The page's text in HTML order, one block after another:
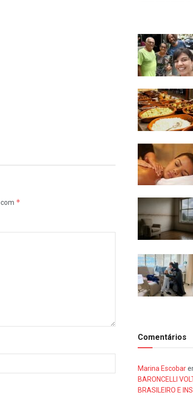
*
Comentários
Marina Escobar
BARONCELLI
BRASILEIRO E